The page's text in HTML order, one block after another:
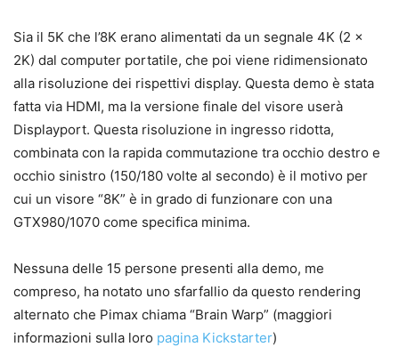
Sia il 5K che l’8K erano alimentati da un segnale 4K (2 x
2K) dal computer portatile, che poi viene ridimensionato
alla risoluzione dei rispettivi display. Questa demo è stata
fatta via HDMI, ma la versione finale del visore userà
Displayport. Questa risoluzione in ingresso ridotta,
combinata con la rapida commutazione tra occhio destro e
occhio sinistro (150/180 volte al secondo) è il motivo per
cui un visore “8K” è in grado di funzionare con una
GTX980/1070 come specifica minima.
Nessuna delle 15 persone presenti alla demo, me
compreso, ha notato uno sfarfallio da questo rendering
alternato che Pimax chiama “Brain Warp” (maggiori
informazioni sulla loro pagina Kickstarter)